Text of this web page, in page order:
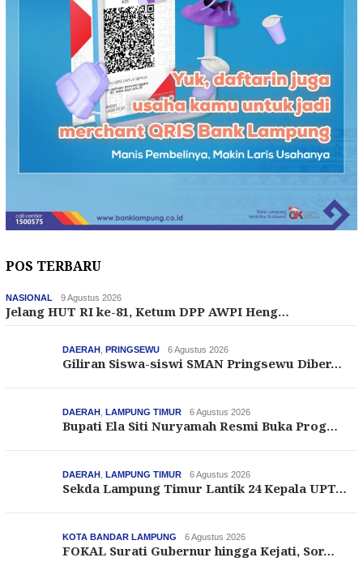
POS TERBARU
NASIONAL 9 Agustus 2026
Jelang HUT RI ke-81, Ketum DPP AWPI Heng…
DAERAH PRINGSEWU 6 Agustus 2026
Giliran Siswa-siswi SMAN Pringsewu Diber…
DAERAH LAMPUNG TIMUR 6 Agustus 2026
Bupati Ela Siti Nuryamah Resmi Buka Prog…
DAERAH LAMPUNG TIMUR 6 Agustus 2026
Sekda Lampung Timur Lantik 24 Kepala UPT…
KOTA BANDAR LAMPUNG 6 Agustus 2026
FOKAL Surati Gubernur hingga Kejati, Sor…